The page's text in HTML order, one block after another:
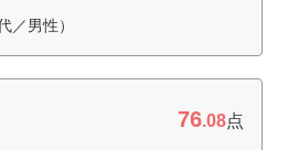
／男性）
76.08点